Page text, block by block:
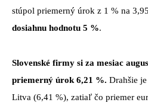
stúpol priemerný úrok z 1 % na
dosiahnu hodnotu 5 %.
Slovenské firmy si za mesiac
priemerný úrok 6,21 %. Drahšie
Litva (6,41 %), zatiaľ čo priemer